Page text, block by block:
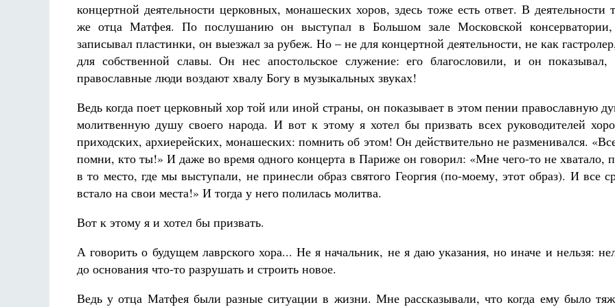
концертной деятельности церковных, монашеских хоров, здесь тоже есть ответ. В деятельности
же отца Матфея. По послушанию он выступал в Большом зале Московской
записывал пластинки, он выезжал за рубеж. Но – не для концертной деятельности, не как
для собственной славы. Он нес апостольское служение: его благословили, и он показывал,
православные люди воздают хвалу Богу в музыкальных звуках!
Ведь когда поет церковный хор той или иной страны, он показывает в этом пении православную
молитвенную душу своего народа. И вот к этому я хотел бы призвать всех руководителей
приходских, архиерейских, монашеских: помнить об этом! Он действительно не разменивался.
помни, кто ты!» И даже во время одного концерта в Париже он говорил: «Мне чего-то не хватало,
в то место, где мы выступали, не принесли образ святого Георгия (по-моему, этот образ). И все
встало на свои места!» И тогда у него полилась молитва.
Вот к этому я и хотел бы призвать.
А говорить о будущем лаврского хора... Не я начальник, не я даю указания, но иначе и нельзя:
до основания что-то разрушать и строить новое.
Ведь у отца Матфея были разные ситуации в жизни. Мне рассказывали, что когда ему было